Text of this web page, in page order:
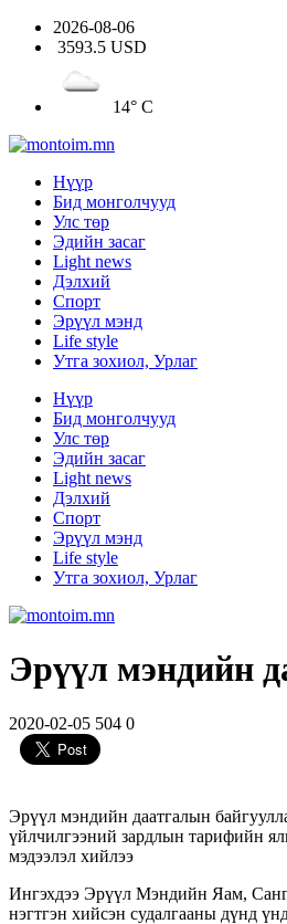
2026-08-06
3593.5 USD
14° C
Нүүр
Бид монголчууд
Улс төр
Эдийн засаг
Light news
Дэлхий
Спорт
Эрүүл мэнд
Life style
Утга зохиол, Урлаг
Нүүр
Бид монголчууд
Улс төр
Эдийн засаг
Light news
Дэлхий
Спорт
Эрүүл мэнд
Life style
Утга зохиол, Урлаг
Эрүүл мэндийн
2020-02-05 504 0
Эрүүл мэндийн даатгалын
үйлчилгээний зардлын тарифийн
мэдээлэл хийлээ
Ингэхдээ Эрүүл Мэндийн Яам,
нэгтгэн хийсэн судалгааны дүнд